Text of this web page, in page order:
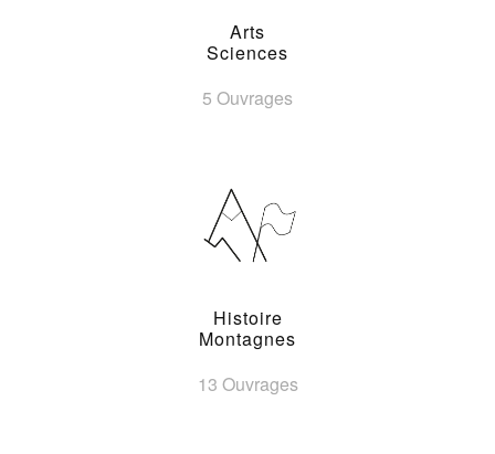
Arts
Sciences
5 Ouvrages
Histoire
Montagnes
13 Ouvrages